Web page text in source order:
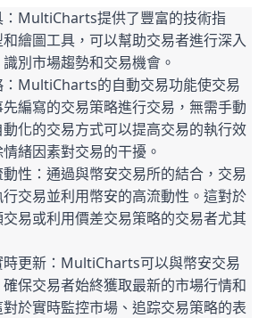
：MultiCharts提供了豐富的技術指
繪圖工具，可以幫助交易者進行深入
別市場趨勢和交易機會。
：MultiCharts的自動交易功能使交易
編寫的交易策略進行交易，無需手動
化的交易方式可以提高交易的執行效
緒因素對交易的干擾。
性：通過與幣安交易所的結合，交易
交易並利用幣安的高流動性。這對於
易或利用價差交易策略的交易者尤其
時更新：MultiCharts可以與幣安交易
保交易者始終獲取最新的市場行情和
於實時監控市場、追踪交易策略的表